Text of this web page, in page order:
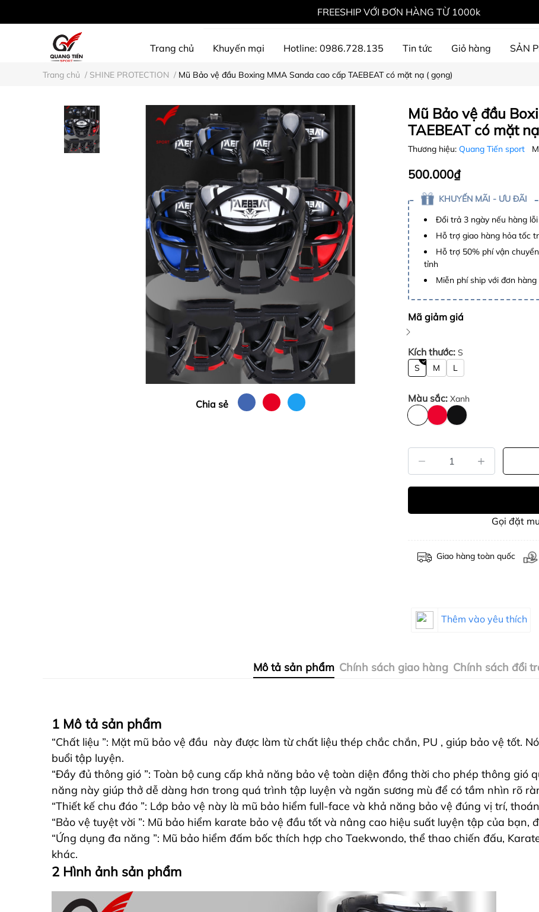
FREESHIP VỚI ĐƠN HÀNG TỪ 1000k
Trang chủ Khuyến mại Hotline: 0986.728.135 Tin tức Giỏ hàng SẢN
Trang chủ / SHINE PROTECTION / Mũ Bảo vệ đầu Boxing MMA Sanda cao cấp TAEBEAT có mặt nạ ( gọng)
Chia sẻ
Mũ Bảo vệ đầu
TAEBEAT có mặt
Thương hiệu: Quang Tiến sport
500.000₫
KHUYẾN MÃI - ƯU ĐÃI
Đổi trả 3 ngày nếu hàng
Hỗ trợ giao hàng hỏa tốc
Hỗ trợ 50% phí vận
tỉnh
Miễn phí ship với đơn
Mã giảm giá
Kích thước: S
S M L
Màu sắc: Xanh
Gọi đặt
Giao hàng toàn quốc
Thêm vào yêu thích
Mô tả sản phẩm Chính sách giao hàng Chính sách đổi
1 Mô tả sản phẩm
“Chất liệu ”: Mặt mũ bảo vệ đầu này được làm từ chất liệu thép chắc chắn, PU , giúp bảo vệ tốt.
buổi tập luyện.
“Đầy đủ thông gió ”: Toàn bộ cung cấp khả năng bảo vệ toàn diện đồng thời cho phép thông gió
năng này giúp thở dễ dàng hơn trong quá trình tập luyện và ngăn sương mù để có tầm nhìn rõ
“Thiết kế chu đáo ”: Lớp bảo vệ này là mũ bảo hiểm full-face và khả năng bảo vệ đúng vị trí,
“Bảo vệ tuyệt vời ”: Mũ bảo hiểm karate bảo vệ đầu tốt và nâng cao hiệu suất luyện tập của bạn,
“Ứng dụng đa năng ”: Mũ bảo hiểm đấm bốc thích hợp cho Taekwondo, thể thao chiến đấu,
khác.
2 Hình ảnh sản phẩm